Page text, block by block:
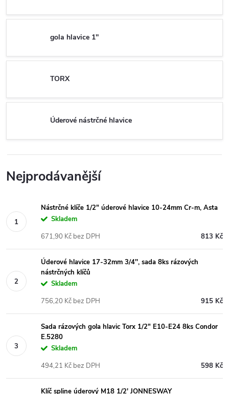
gola hlavice 1''
TORX
Úderové nástrčné hlavice
Nejprodávanější
Nástrčné klíče 1/2" úderové hlavice 10-24mm Cr-m, Asta
Skladem
813 Kč
671,90 Kč bez DPH
Úderové hlavice 17-32mm 3/4'', sada 8ks rázových
nástrčných klíčů
Skladem
915 Kč
756,20 Kč bez DPH
Sada rázových gola hlavic Torx 1/2" E10-E24 8ks Condor
E.5280
Skladem
598 Kč
494,21 Kč bez DPH
Klíč spline úderový M18 1/2' JONNESWAY